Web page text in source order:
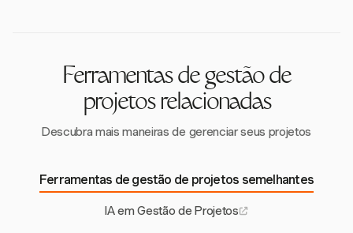
contínua.
Ferramentas de gestão de
projetos relacionadas
Descubra mais maneiras de gerenciar seus projetos
Ferramentas de gestão de projetos semelhantes
IA em Gestão de Projetos